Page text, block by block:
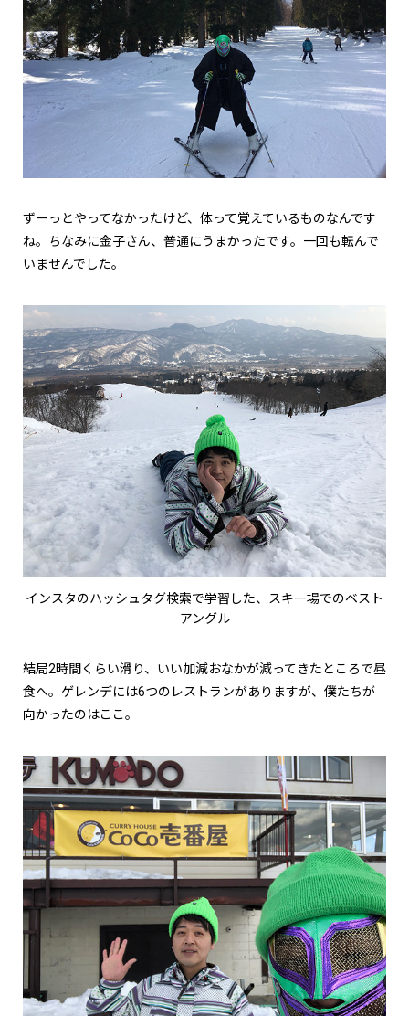
ずーっとやってなかったけど、体って覚えているものなんです
ね。ちなみに金子さん、普通にうまかったです。一回も転んで
いませんでした。
インスタのハッシュタグ検索で学習した、スキー場でのベスト
アングル
結局2時間くらい滑り、いい加減おなかが減ってきたところで昼
食へ。ゲレンデには6つのレストランがありますが、僕たちが
向かったのはここ。